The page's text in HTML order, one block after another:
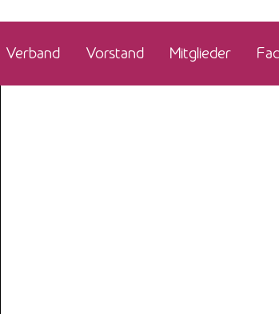
Verband Vorstand Mitglieder